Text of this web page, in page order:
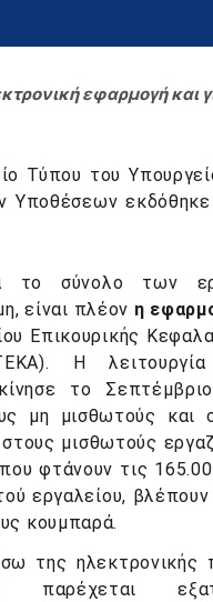
εφαρμογή και
Τύπου του
Υποθέσεων
το σύνολο των
είναι πλέον η
Επικουρικής
Η
το
μη μισθωτούς και
μισθωτούς
φτάνουν τις
εργαλείου,
κουμπαρά.
της ηλεκτρονικής
παρέχεται